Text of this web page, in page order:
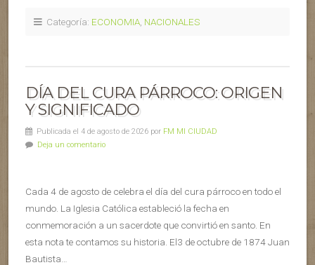
Categoría: ECONOMIA NACIONALES
DÍA DEL CURA PÁRROCO: ORIGEN
Y SIGNIFICADO
Publicada el 4 de agosto de 2026 por FM MI CIUDAD
Deja un comentario
Cada 4 de agosto de celebra el día del cura párroco en todo el
mundo. La Iglesia Católica estableció la fecha en
conmemoración a un sacerdote que convirtió en santo. En
esta nota te contamos su historia. El3 de octubre de 1874 Juan
Bautista…